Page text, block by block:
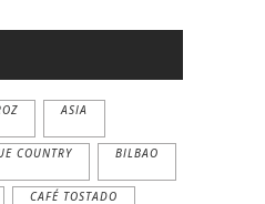
ASIA
COUNTRY BILBAO
CAFÉ TOSTADO